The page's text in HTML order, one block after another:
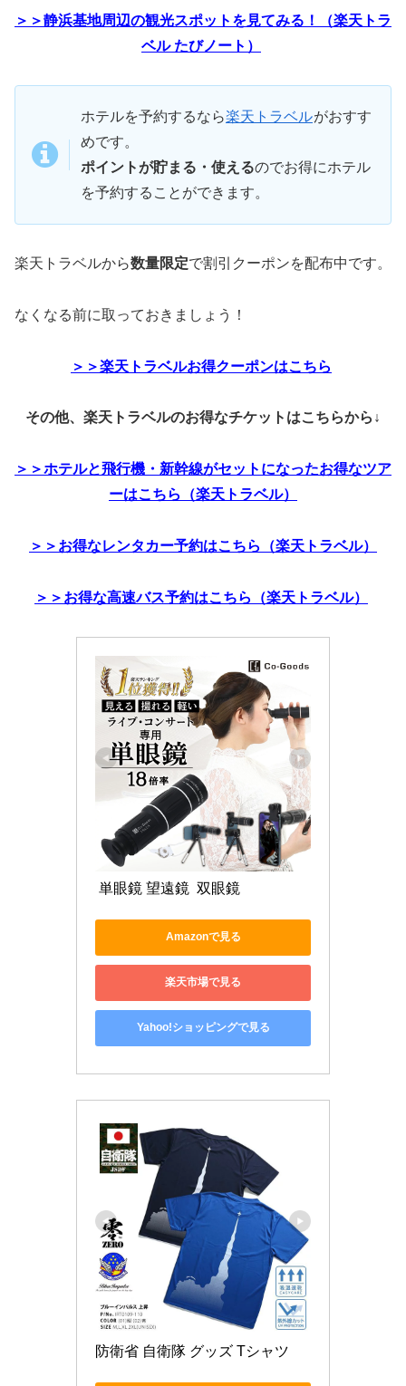
＞＞静浜基地周辺の観光スポットを見てみる！（楽天トラ
ベル たびノート）
ホテルを予約するなら楽天トラベルがおすす
めです。
ポイントが貯まる・使えるのでお得にホテル
を予約することができます。
楽天トラベルから数量限定で割引クーポンを配布中です。
なくなる前に取っておきましょう！
＞＞楽天トラベルお得クーポンはこちら
その他、楽天トラベルのお得なチケットはこちらから↓
＞＞ホテルと飛行機・新幹線がセットになったお得なツア
ーはこちら（楽天トラベル）
＞＞お得なレンタカー予約はこちら（楽天トラベル）
＞＞お得な高速バス予約はこちら（楽天トラベル）
単眼鏡 望遠鏡  双眼鏡
Amazonで見る
楽天市場で見る
Yahoo!ショッピングで見る
防衛省 自衛隊 グッズ Tシャツ